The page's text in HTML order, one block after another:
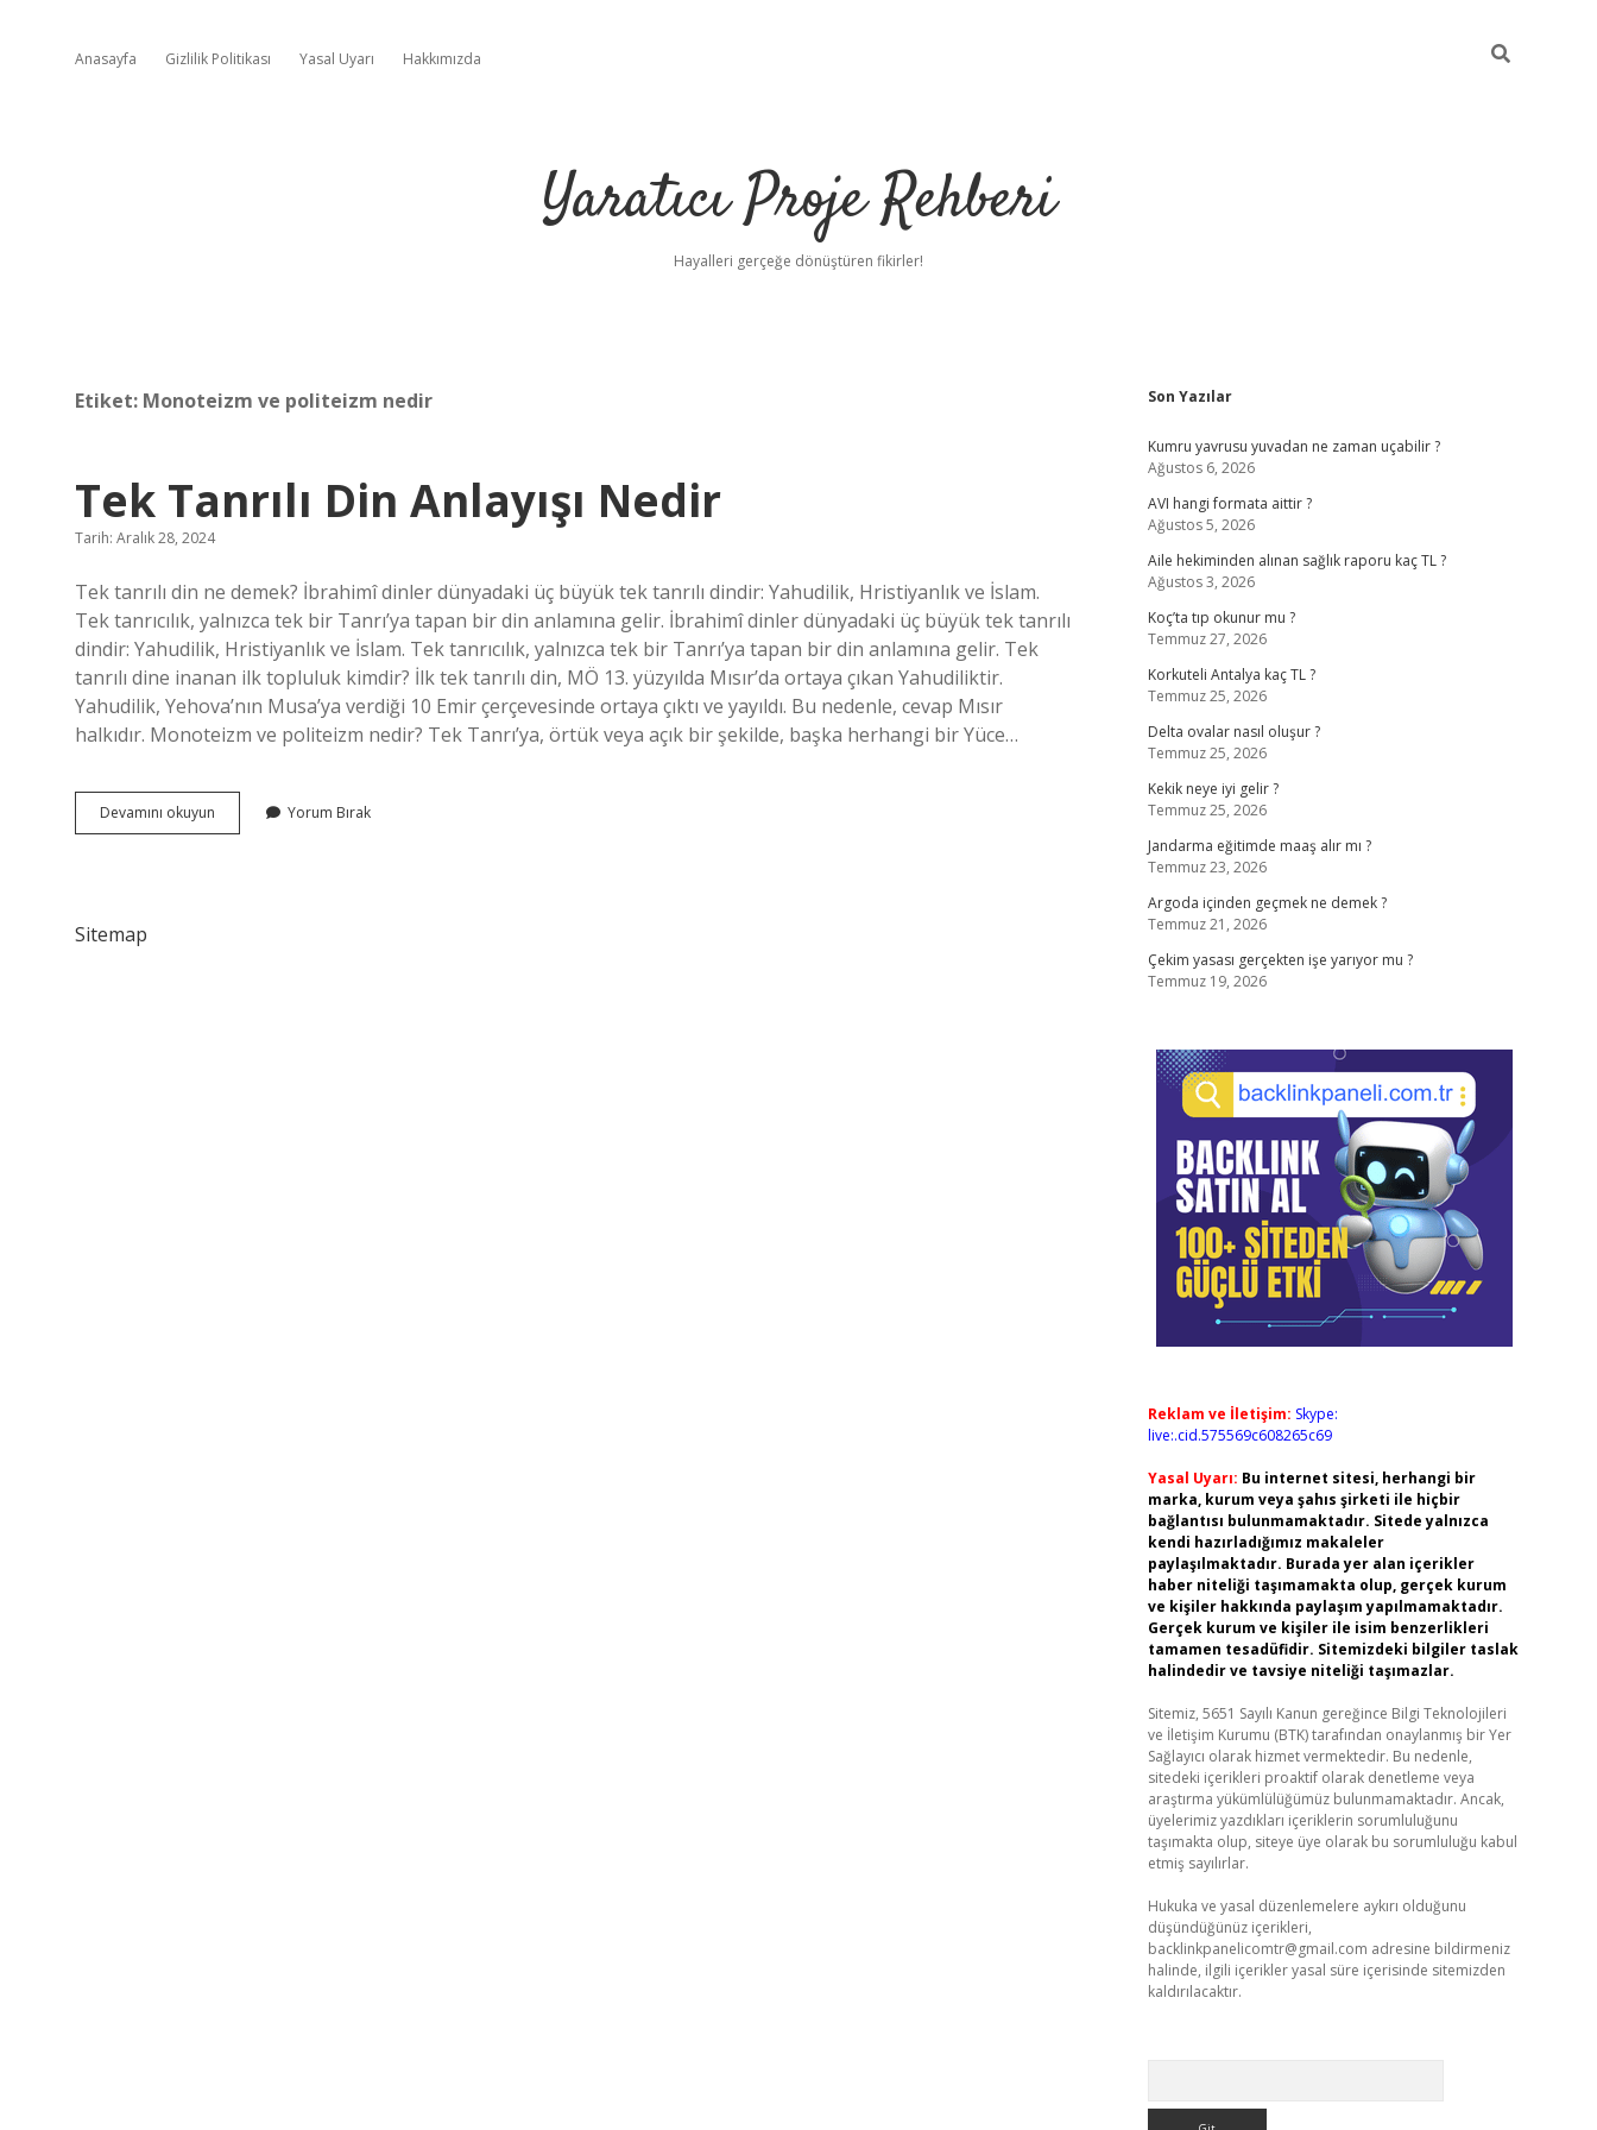
Anasayfa Gizlilik Politikası Yasal Uyarı Hakkımızda
Yaratıcı Proje Rehberi
Hayalleri gerçeğe dönüştüren fikirler!
Etiket: Monoteizm ve politeizm nedir
Tek Tanrılı Din Anlayışı Nedir
Tarih: Aralık 28, 2024
Tek tanrılı din ne demek? İbrahimî dinler dünyadaki üç büyük tek tanrılı dindir: Yahudilik, Hristiyanlık ve İslam.
Tek tanrıcılık, yalnızca tek bir Tanrı’ya tapan bir din anlamına gelir. İbrahimî dinler dünyadaki üç büyük tek tanrılı
dindir: Yahudilik, Hristiyanlık ve İslam. Tek tanrıcılık, yalnızca tek bir Tanrı’ya tapan bir din anlamına gelir. Tek
tanrılı dine inanan ilk topluluk kimdir? İlk tek tanrılı din, MÖ 13. yüzyılda Mısır’da ortaya çıkan Yahudiliktir.
Yahudilik, Yehova’nın Musa’ya verdiği 10 Emir çerçevesinde ortaya çıktı ve yayıldı. Bu nedenle, cevap Mısır
halkıdır. Monoteizm ve politeizm nedir? Tek Tanrı’ya, örtük veya açık bir şekilde, başka herhangi bir Yüce…
Devamını okuyun
Tanrılı
Yorum Bırak
Sitemap
Sidebar
Son Yazılar
Kumru yavrusu yuvadan ne zaman uçabilir ?
Ağustos 6, 2026
AVI hangi formata aittir ?
Ağustos 5, 2026
Aile hekiminden alınan sağlık raporu kaç TL ?
Ağustos 3, 2026
Koç’ta tıp okunur mu ?
Temmuz 27, 2026
Korkuteli Antalya kaç TL ?
Temmuz 25, 2026
Delta ovalar nasıl oluşur ?
Temmuz 25, 2026
Kekik neye iyi gelir ?
Temmuz 25, 2026
Jandarma eğitimde maaş alır mı ?
Temmuz 23, 2026
Argoda içinden geçmek ne demek ?
Temmuz 21, 2026
Çekim yasası gerçekten işe yarıyor mu ?
Temmuz 19, 2026
Reklam ve İletişim: Skype:
live:.cid.575569c608265c69
Yasal Uyarı: Bu internet sitesi, herhangi bir
marka, kurum veya şahıs şirketi ile hiçbir
bağlantısı bulunmamaktadır. Sitede yalnızca
kendi hazırladığımız makaleler
paylaşılmaktadır. Burada yer alan içerikler
haber niteliği taşımamakta olup, gerçek kurum
ve kişiler hakkında paylaşım yapılmamaktadır.
Gerçek kurum ve kişiler ile isim benzerlikleri
tamamen tesadüfidir. Sitemizdeki bilgiler taslak
halindedir ve tavsiye niteliği taşımazlar.
Sitemiz, 5651 Sayılı Kanun gereğince Bilgi Teknolojileri
ve İletişim Kurumu (BTK) tarafından onaylanmış bir Yer
Sağlayıcı olarak hizmet vermektedir. Bu nedenle,
sitedeki içerikleri proaktif olarak denetleme veya
araştırma yükümlülüğümüz bulunmamaktadır. Ancak,
üyelerimiz yazdıkları içeriklerin sorumluluğunu
taşımakta olup, siteye üye olarak bu sorumluluğu kabul
etmiş sayılırlar.
Hukuka ve yasal düzenlemelere aykırı olduğunu
düşündüğünüz içerikleri,
backlinkpanelicomtr@gmail.com adresine bildirmeniz
halinde, ilgili içerikler yasal süre içerisinde sitemizden
kaldırılacaktır.